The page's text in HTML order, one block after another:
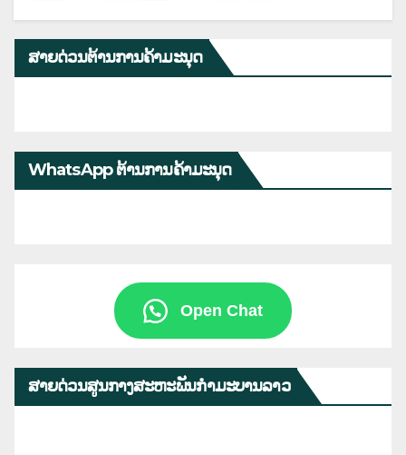
ສາຍດ່ວນຕ້ານການຄ້າມະນຸດ
WhatsApp ຕ້ານການຄ້າມະນຸດ
Open Chat
ສາຍດ່ວນສູນກາງສະຫະພັນກຳມະບານລາວ